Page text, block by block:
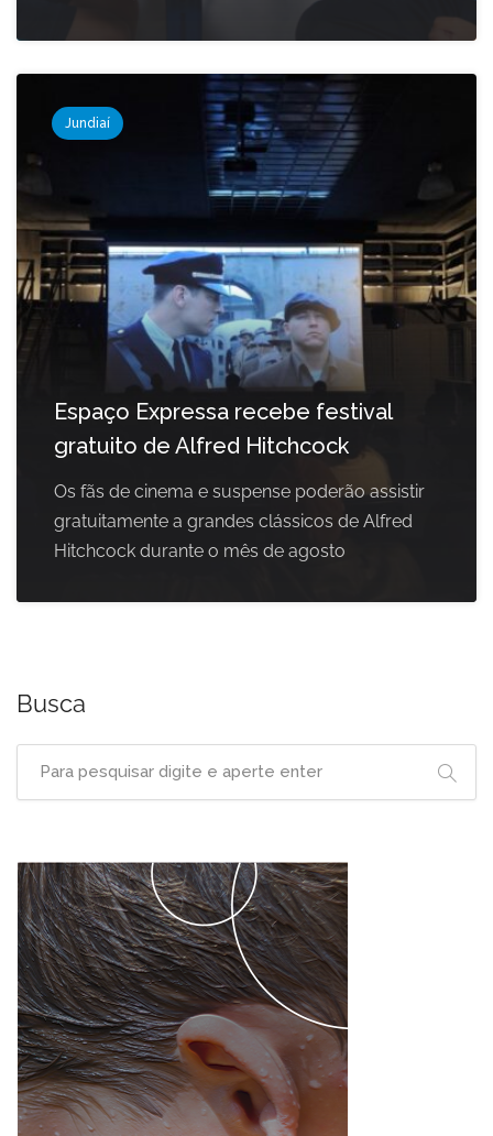
Jundiaí
Espaço Expressa recebe festival
gratuito de Alfred Hitchcock
Os fãs de cinema e suspense poderão assistir
gratuitamente a grandes clássicos de Alfred
Hitchcock durante o mês de agosto
Busca